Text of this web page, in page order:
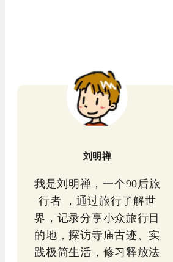
刘明禅
我是刘明禅，一个90后旅
行者 ，通过旅行了解世
界，记录分享小众旅行目
的地，探访寺庙古迹、实
践极简生活，修习释放法